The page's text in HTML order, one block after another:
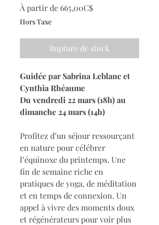
À partir de 665,00C$Prix
Hors Taxe
Rupture de stock
Guidée par Sabrina Leblanc et
Cynthia Rhéaume
Du vendredi 22 mars (18h) au
dimanche 24 mars (14h)
Profitez d’un séjour ressourçant
en nature pour célébrer
l’équinoxe du printemps. Une
fin de semaine riche en
pratiques de yoga, de méditation
et en temps de connexion. Un
appel à vivre des moments doux
et régénérateurs pour voir plus